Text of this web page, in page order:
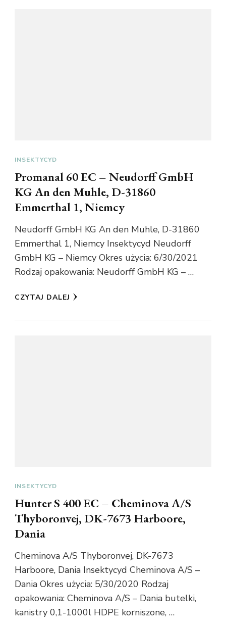
INSEKTYCYD
Promanal 60 EC – Neudorff GmbH
KG An den Muhle, D-31860
Emmerthal 1, Niemcy
Neudorff GmbH KG An den Muhle, D-31860
Emmerthal 1, Niemcy Insektycyd Neudorff
GmbH KG – Niemcy Okres użycia: 6/30/2021
Rodzaj opakowania: Neudorff GmbH KG – …
CZYTAJ DALEJ
INSEKTYCYD
Hunter S 400 EC – Cheminova A/S
Thyboronvej, DK-7673 Harboore,
Dania
Cheminova A/S Thyboronvej, DK-7673
Harboore, Dania Insektycyd Cheminova A/S –
Dania Okres użycia: 5/30/2020 Rodzaj
opakowania: Cheminova A/S – Dania butelki,
kanistry 0,1-1000l HDPE korniszone, …